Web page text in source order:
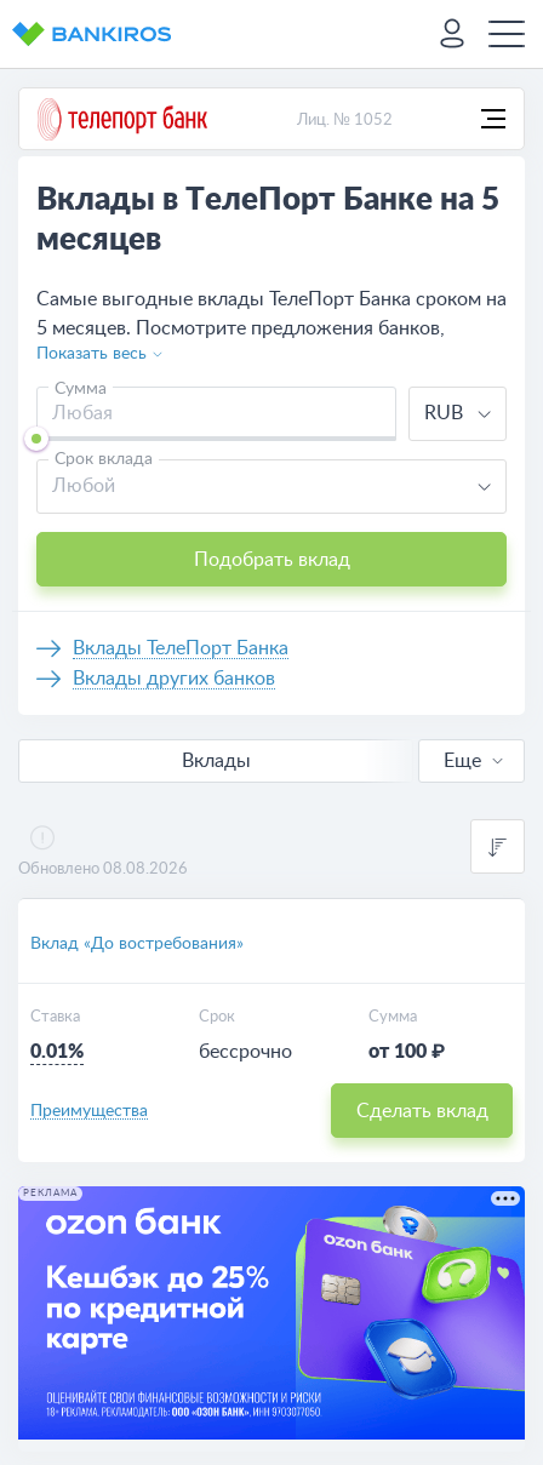
Лиц. № 1052
Вклады в ТелеПорт Банке на 5
месяцев
Самые выгодные вклады ТелеПорт Банка сроком на
5 месяцев. Посмотрите предложения банков,
оставьте онлайн-заявку на выгодный вклад или
сравните с другими банками.
Показать весь
Сумма
RUB
Срок вклада
Любой
Подобрать вклад
Вклады ТелеПорт Банка
Вклады других банков
Вклады
Еще
Обновлено 08.08.2026
Вклад «До востребования»
Ставка
0.01%
Срок
бессрочно
Сумма
от 100 ₽
Преимущества Сделать вклад
РЕКЛАМА